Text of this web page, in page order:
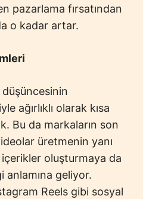
pazarlama fırsatından
o kadar artar.
ağırlıklı olarak kısa
Bu da markaların son
üretmenin yanı
oluşturmaya da
anlamına geliyor.
Reels gibi sosyal